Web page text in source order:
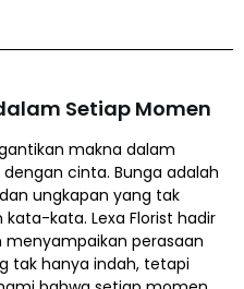
Setiap Momen
makna dalam
cinta. Bunga adalah
ungkapan yang tak
kata. Lexa Florist hadir
perasaan
tak hanya indah, tetapi